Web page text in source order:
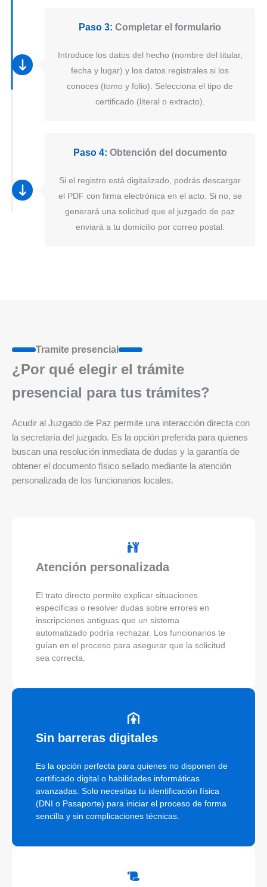
Paso 3: Completar el formulario
Introduce los datos del hecho (nombre del titular,
fecha y lugar) y los datos registrales si los
conoces (tomo y folio). Selecciona el tipo de
certificado (literal o extracto).
Paso 4: Obtención del documento
Si el registro está digitalizado, podrás descargar
el PDF con firma electrónica en el acto. Si no, se
generará una solicitud que el juzgado de paz
enviará a tu domicilio por correo postal.
Tramite presencial
¿Por qué elegir el trámite
presencial para tus trámites?
Acudir al Juzgado de Paz permite una interacción directa con
la secretaría del juzgado. Es la opción preferida para quienes
buscan una resolución inmediata de dudas y la garantía de
obtener el documento físico sellado mediante la atención
personalizada de los funcionarios locales.
Atención personalizada
El trato directo permite explicar situaciones
específicas o resolver dudas sobre errores en
inscripciones antiguas que un sistema
automatizado podría rechazar. Los funcionarios te
guían en el proceso para asegurar que la solicitud
sea correcta.
Sin barreras digitales
Es la opción perfecta para quienes no disponen de
certificado digital o habilidades informáticas
avanzadas. Solo necesitas tu identificación física
(DNI o Pasaporte) para iniciar el proceso de forma
sencilla y sin complicaciones técnicas.